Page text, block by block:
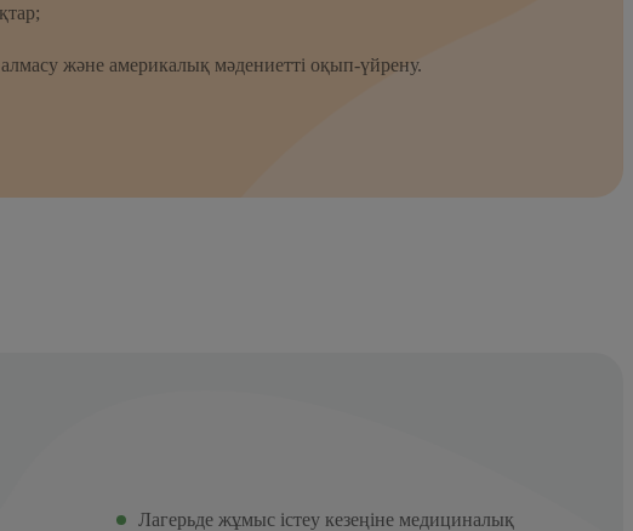
және америкалық мәдениетті оқып-үйрену.
Лагерьде жұмыс істеу кезеңіне медициналық